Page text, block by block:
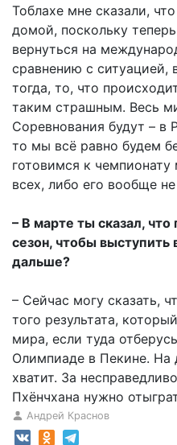
Тоблахе мне сказали,
домой, поскольку
вернуться на
сравнению с ситуацией,
тогда, то, что
таким страшным. Весь
Соревнования будут – в
то мы всё равно будем
готовимся к
всех, либо его вообще не
– В марте ты сказал,
сезон, чтобы
дальше?
– Сейчас могу сказать,
того результата,
мира, если туда
Олимпиаде в Пекине. На
хватит. За
Пхёнчхана нужно
Андрей Краснов